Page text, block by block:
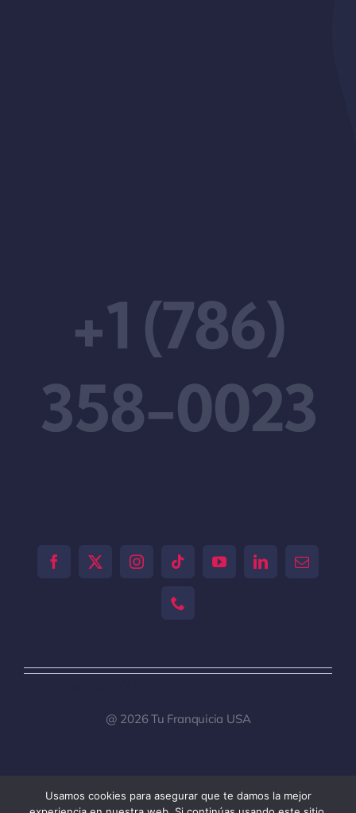
+1 (786)
358-0023
@ 2026 Tu Franquicia USA
Usamos cookies para asegurar que te damos la mejor